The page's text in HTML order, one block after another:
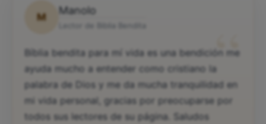
M
Manolo
“
Bíblia bendita para mí vida es una bendición me
ayuda mucho a entender como cristiano la
palabra de Dios y me da mucha tranquilidad en
mi vida personal, gracias por preocuparse por
todos sus lectores de su página. Saludos